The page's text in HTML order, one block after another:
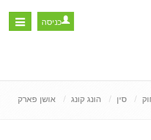
Toggle
כניסה
סין הונג קונג אושן פארק